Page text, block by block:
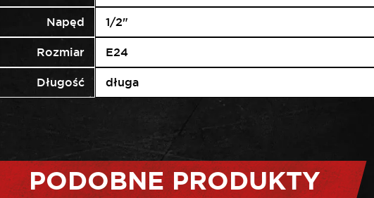
Napęd 1/2"
Rozmiar E24
Długość długa
PODOBNE PRODUKTY